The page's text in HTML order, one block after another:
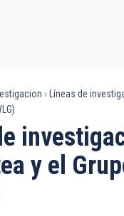
Líneas de
y el